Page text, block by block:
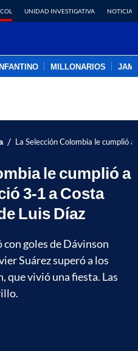
UNIDAD INVESTIGATIVA NOTICIAS
MILLONARIOS
/ La Selección Colombia le cumplió
le cumplió a
3-1 a Costa
Luis Díaz
con goles de Dávinson
Suárez superó a los
que vivió una fiesta. Las